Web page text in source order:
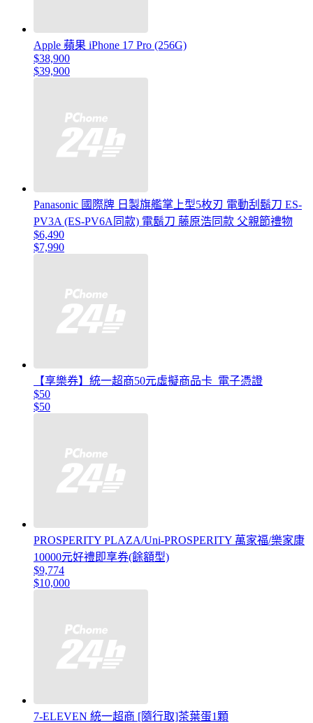
Apple 蘋果 iPhone 17 Pro (256G)
$38,900
$39,900
Panasonic 國際牌 日製旗艦掌上型5枚刃 電動刮鬍刀 ES-
PV3A (ES-PV6A同款) 電鬍刀 藤原浩同款 父親節禮物
$6,490
$7,990
【享樂券】統一超商50元虛擬商品卡_電子憑證
$50
$50
PROSPERITY PLAZA/Uni-PROSPERITY 萬家福/樂家康
10000元好禮即享券(餘額型)
$9,774
$10,000
7-ELEVEN 統一超商 [隨行取]茶葉蛋1顆